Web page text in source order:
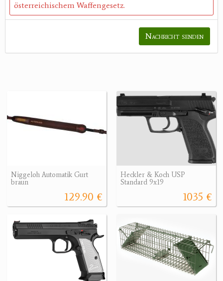
österreichischem Waffengesetz.
Nachricht senden
Niggeloh Automatik Gurt
braun
129.90 €
Heckler & Koch USP
Standard 9x19
1035 €